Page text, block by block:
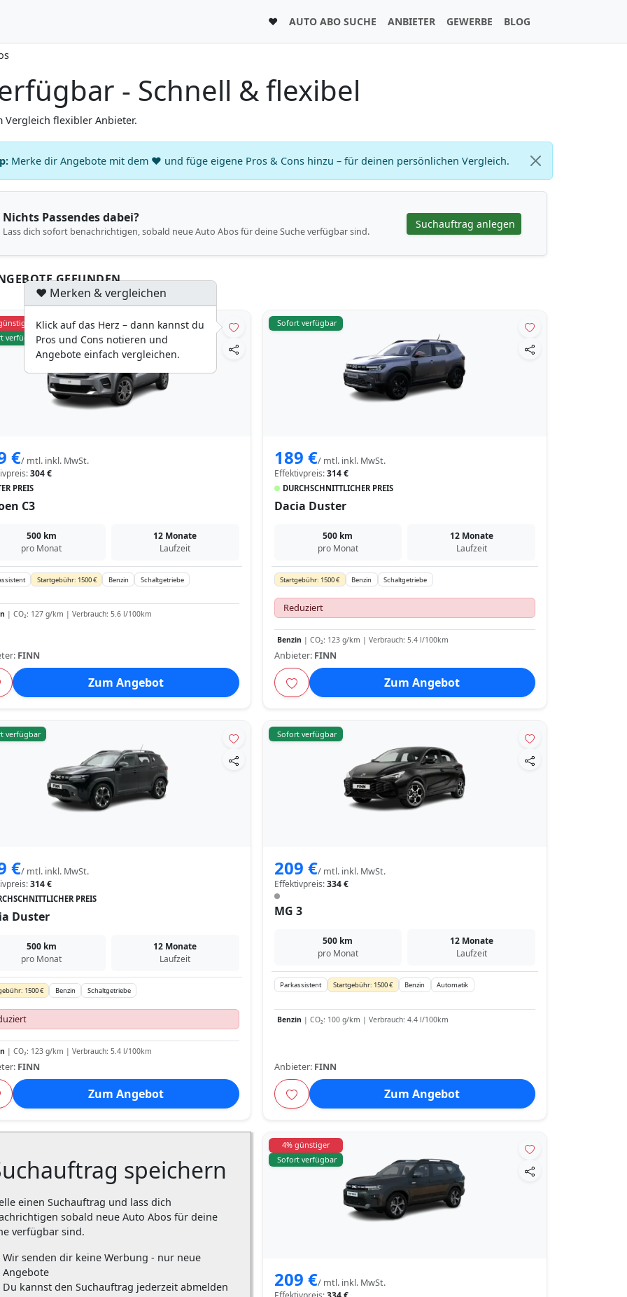
♥ AUTO ABO SUCHE ANBIETER GEWERBE BLOG
- Schnell & flexibel
Vergleich flexibler Anbieter.
Merke dir Angebote mit dem ♥ und füge eigene Pros & Cons hinzu – für deinen persönlichen Vergleich.
Nichts Passendes dabei?
Lass dich sofort benachrichtigen, sobald neue Auto Abos für deine Suche verfügbar sind.
Suchauftrag anlegen
GEFUNDEN
verfügbar
€/ mtl. inkl. MwSt.
304 €
PREIS
C3
500 km
pro Monat
12 Monate
Laufzeit
Startgebühr: 1500 € Benzin Schaltgetriebe
| CO₂: 127 g/km | Verbrauch: 5.6 l/100km
FINN
Zum Angebot
Sofort verfügbar
189 €/ mtl. inkl. MwSt.
Effektivpreis:314 €
DURCHSCHNITTLICHER PREIS
Dacia Duster
500 km
pro Monat
12 Monate
Laufzeit
Startgebühr: 1500 € Benzin Schaltgetriebe
Reduziert
Benzin | CO₂: 123 g/km | Verbrauch: 5.4 l/100km
Anbieter: FINN
Zum Angebot
verfügbar
€/ mtl. inkl. MwSt.
314 €
PREIS
Duster
500 km
pro Monat
12 Monate
Laufzeit
1500 € Benzin Schaltgetriebe
| CO₂: 123 g/km | Verbrauch: 5.4 l/100km
FINN
Zum Angebot
Sofort verfügbar
209 €/ mtl. inkl. MwSt.
Effektivpreis:334 €
MG 3
500 km
pro Monat
12 Monate
Laufzeit
Parkassistent Startgebühr: 1500 € Benzin Automatik
Benzin | CO₂: 100 g/km | Verbrauch: 4.4 l/100km
Anbieter: FINN
Zum Angebot
speichern
einen Suchauftrag und lass dich
sobald neue Auto Abos für deine
verfügbar sind.
Wir senden dir keine Werbung - nur neue
Angebote
Du kannst den Suchauftrag jederzeit abmelden
4% günstiger
Sofort verfügbar
209 €/ mtl. inkl. MwSt.
♥ Merken & vergleichen
Klick auf das Herz – dann kannst du
Pros und Cons notieren und
Angebote einfach vergleichen.